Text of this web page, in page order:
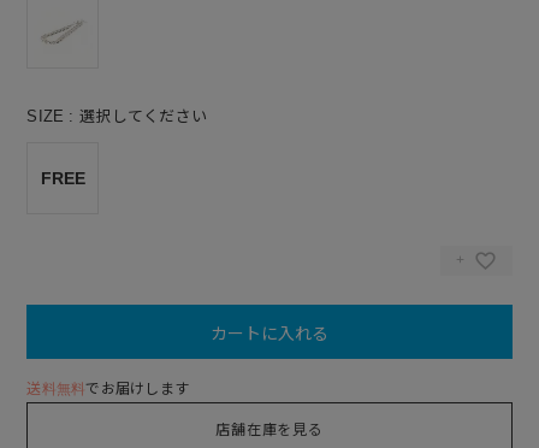
SIZE 選択してください
FREE
カートに入れる
送料無料でお届けします
店舗在庫を見る